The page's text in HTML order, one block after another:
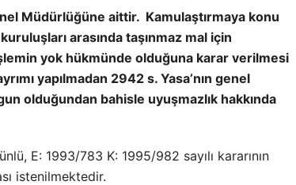
Müdürlüğüne aittir. Kamulaştırmaya konu
arasında taşınmaz mal için
yok hükmünde olduğuna karar verilmesi
yapılmadan 2942 s. Yasa’nın genel
olduğundan bahisle uyuşmazlık hakkında
E: 1993/783 K: 1995/982 sayılı kararının
istenilmektedir.